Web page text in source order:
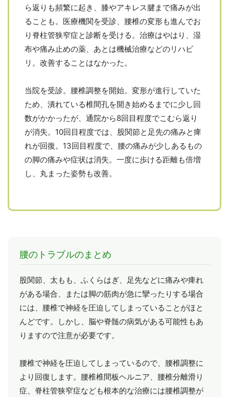
ら返りも頻繁に起き、膝やアキレス腱まで痛みが出
ることも。医療機関を受診、腰椎の変形も進んでお
り脊柱管狭窄症と診断を受ける。治療はやはり、湿
布や痛み止めの薬、あとは機械治療などのリハビ
リ。改善することはなかった。
当院を受診。腰椎調整を開始。変形が進行していた
ため、潰れている椎間孔を開き始めるまでに少し回
数がかかったが、通院から8回目程度でこむら返り
が消失。10回目程度では、股関節と足先の痛みと痺
れが回復。13回目程度で、腰の痛みが少しあるもの
の脚の痛みや症状は消失。一度に歩ける距離も倍増
し、丸まった姿勢も改善。
腰のトラブルのまとめ
股関節、太もも、ふくらはぎ、足先などに痛みや痺れ
がある場合、または脚の筋肉が急に攣ったりする場合
には、腰椎で神経を圧迫してしまっていることがほと
んどです。しかし、脳や脊髄の病気がある可能性もあ
りますので注意が必要です。
腰椎で神経を圧迫してしまっているので、腰椎調整に
より回復します。腰椎椎間板ヘルニア、腰椎分離滑り
症、脊柱管狭窄症なども根本的な治療には腰椎調整が